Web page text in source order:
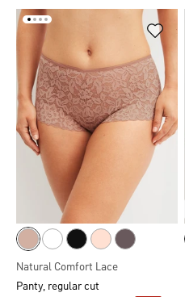
Natural Comfort Lace
Panty, regular cut